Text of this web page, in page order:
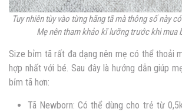
Tuy nhiên tùy vào từng hãng tã mà thông số này
Mẹ nên tham khảo kĩ lưỡng trước khi mua
Size bỉm tã rất đa dạng nên mẹ có thể thoải
hợp nhất với bé. Sau đây là hướng dẫn giúp
bỉm tã hơn:
Tã Newborn: Có thể dùng cho trẻ từ